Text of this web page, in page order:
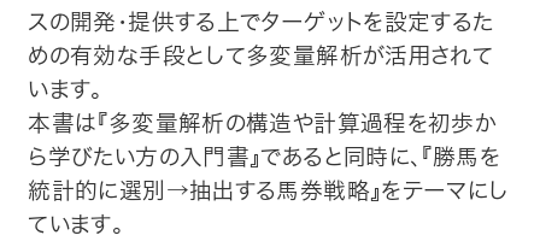
企業情報
スの開発・提供する上でターゲットを設定するた
めの有効な手段として多変量解析が活用されて
います。
本書は『多変量解析の構造や計算過程を初歩か
ら学びたい方の入門書』であると同時に、『勝馬を
統計的に選別→抽出する馬券戦略』をテーマにし
ています。